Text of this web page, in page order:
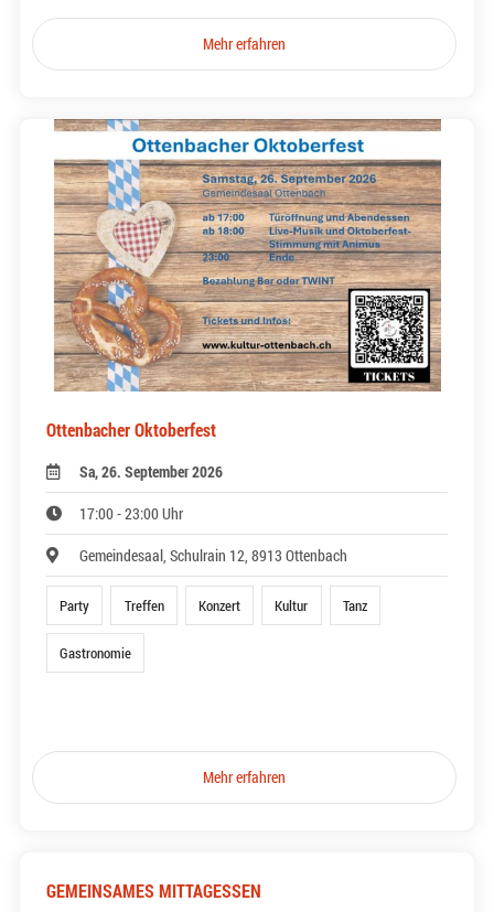
Mehr erfahren
Ottenbacher Oktoberfest
Sa, 26. September 2026
17:00 - 23:00 Uhr
Gemeindesaal, Schulrain 12, 8913 Ottenbach
Party Treffen Konzert Kultur Tanz
Gastronomie
Mehr erfahren
GEMEINSAMES MITTAGESSEN